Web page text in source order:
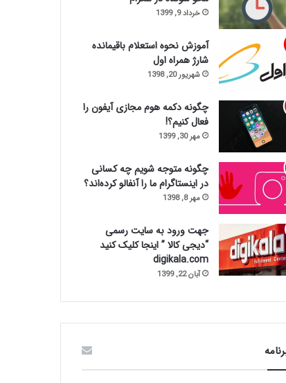
خرداد 9, 1399
آموزش نحوه استعلام باقیمانده
شارژ همراه اول
شهریور 20, 1398
چگونه دکمه هوم مجازی آیفون را
فعال کنیم؟!
مهر 30, 1399
چگونه متوجه شویم چه کسانی
در اینستاگرام ما را آنفالو کرده‌اند؟
مهر 8, 1398
جهت ورود به سایت رسمی
“دیجی کالا ” اینجا کلیک کنید
digikala.com
آبان 22, 1399